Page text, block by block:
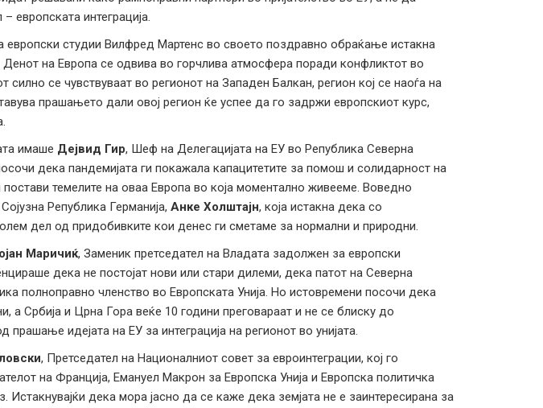
европската интеграција.
студии Вилфред Мартенс во своето поздравно обраќање истакна
на Европа се одвива во горчлива атмосфера поради конфликтот во
силно се чувствуваат во регионот на Западен Балкан, регион кој се наоѓа на
прашањето дали овој регион ќе успее да го задржи европскиот курс,
имаше Дејвид Гир, Шеф на Делегацијата на ЕУ во Република Северна
дека пандемијата ги покажала капацитетите за помош и солидарност на
темелите на оваа Европа во која моментално живееме. Воведно
Република Германија, Анке Холштајн, која истакна дека со
дел од придобивките кои денес ги сметаме за нормални и природни.
Маричиќ, Заменик претседател на Владата задолжен за европски
дека не постојат нови или стари дилеми, дека патот на Северна
полноправно членство во Европската Унија. Но истовремени посочи дека
а Србија и Црна Гора веќе 10 години преговараат и не се блиску до
прашање идејата на ЕУ за интеграција на регионот во унијата.
, Претседател на Националниот совет за евроинтеграции, кој го
на Франција, Емануел Макрон за Европска Унија и Европска политичка
Истакнувајќи дека мора јасно да се каже дека земјата не е заинтересирана за